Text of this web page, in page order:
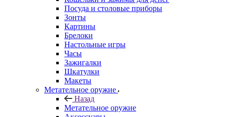
Посуда и столовые приборы
Зонты
Картины
Брелоки
Настольные игры
Часы
Зажигалки
Шкатулки
Макеты
Метательное оружие
Назад
Метательное оружие